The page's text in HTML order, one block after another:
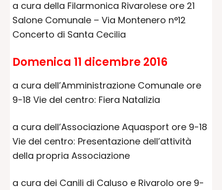
a cura della Filarmonica Rivarolese ore 21
Salone Comunale – Via Montenero n°12
Concerto di Santa Cecilia
Domenica 11 dicembre 2016
a cura dell’Amministrazione Comunale ore
9-18 Vie del centro: Fiera Natalizia
a cura dell’Associazione Aquasport ore 9-18
Vie del centro: Presentazione dell’attività
della propria Associazione
a cura dei Canili di Caluso e Rivarolo ore 9-